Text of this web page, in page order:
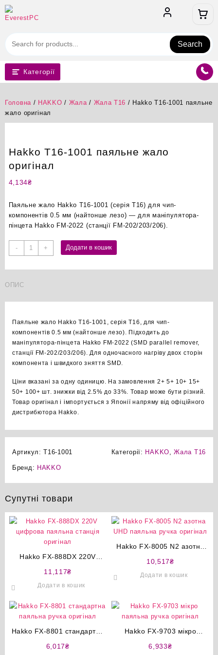
Перейти
до
Search
Категорії
Головна / HAKKO / Жала / Жала T16 / Hakko T16-1001 паяльне
жало оригінал
Hakko T16-1001 паяльне жало
оригінал
4,134₴
Паяльне жало Hakko T16-1001 (серія T16) для чип-
компонентів 0.5 мм (найтонше лезо) — для маніпулятора-
пінцета Hakko FM-2022 (станції FM-202/203/206).
-
Hakko
T16-
жало
+ Додати в кошик
ОПИС
Паяльне жало Hakko T16-1001, серія T16, для чип-
компонентів 0.5 мм (найтонше лезо). Підходить до
маніпулятора-пінцета Hakko FM-2022 (SMD parallel remover,
станції FM-202/203/206). Для одночасного нагріву двох сторін
компонента і швидкого зняття SMD.
Ціни вказані за одну одиницю. На замовлення 2+ 5+ 10+ 15+
50+ 100+ шт. знижки від 2.5% до 33%. Товар може бути різний.
Товар оригінал і імпортується з Японії напряму від офіційного
дистрибютора Hakko.
Артикул:T16-1001 Категорії: HAKKO ,Жала T16
Бренд: HAKKO
Супутні товари
Hakko FX-888DX 220V
оригінал
11,117₴
Додати в кошик
Hakko FX-8005 N2 азотна
оригінал
10,517₴
Додати в кошик
Hakko FX-8801 стандартна
6,017₴
Hakko FX-9703 мікро
6,933₴